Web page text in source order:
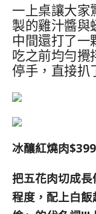
一上桌讓大家
製的雞汁醬與
中間還打了一
吃之前均勻攪
停手，直接扒
冰釀紅燒肉
把五花肉切成
程度，配上白